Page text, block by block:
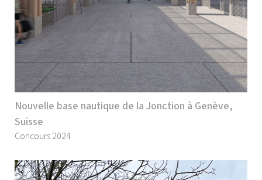
Nouvelle base nautique de la Jonction à Genève,
Suisse
Concours 2024